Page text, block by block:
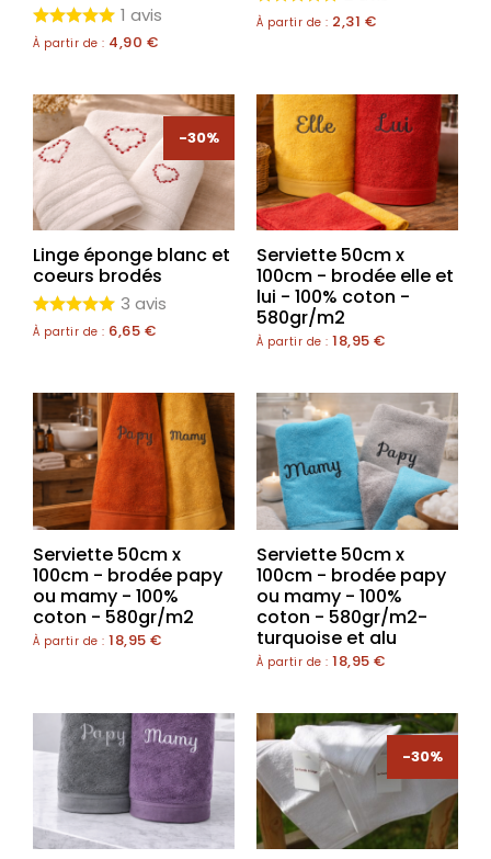
1 avis
À partir de : 4,90 €
À partir de : 2,31 €
-30%
Linge éponge blanc et
coeurs brodés
3 avis
À partir de : 6,65 €
Serviette 50cm x
100cm - brodée elle et
lui - 100% coton -
580gr/m2
À partir de : 18,95 €
Serviette 50cm x
100cm - brodée papy
ou mamy - 100%
coton - 580gr/m2
À partir de : 18,95 €
Serviette 50cm x
100cm - brodée papy
ou mamy - 100%
coton - 580gr/m2-
turquoise et alu
À partir de : 18,95 €
-30%
-30%